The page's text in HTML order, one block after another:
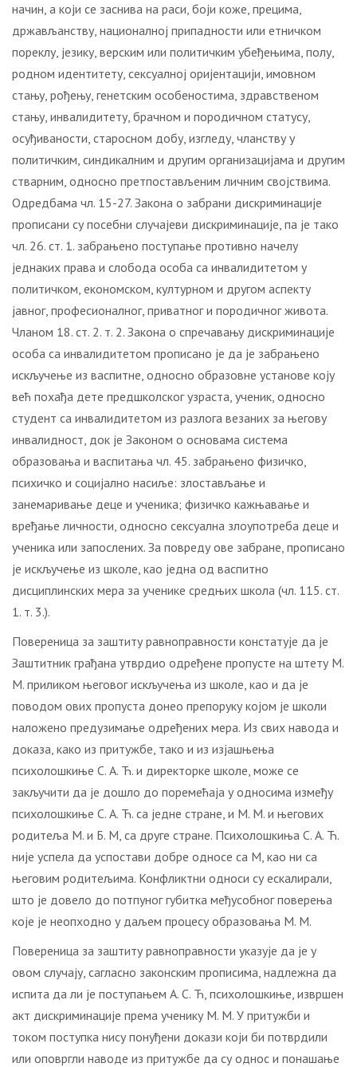
начин, а који се заснива на раси, боји коже, прецима,
држављанству, националној припадности или етничком
пореклу, језику, верским или политичким убеђењима, полу,
родном идентитету, сексуалној оријентацији, имовном
стању, рођењу, генетским особеностима, здравственом
стању, инвалидитету, брачном и породичном статусу,
осуђиваности, старосном добу, изгледу, чланству у
политичким, синдикалним и другим организацијама и другим
стварним, односно претпостављеним личним својствима.
Одредбама чл. 15-27. Закона о забрани дискриминације
прописани су посебни случајеви дискриминације, па је тако
чл. 26. ст. 1. забрањено поступање противно начелу
једнаких права и слобода особа са инвалидитетом у
политичком, економском, културном и другом аспекту
јавног, професионалног, приватног и породичног живота.
Чланом 18. ст. 2. т. 2. Закона о спречавању дискриминације
особа са инвалидитетом прописано је да је забрањено
искључење из васпитне, односно образовне установе коју
већ похађа дете предшколског узраста, ученик, односно
студент са инвалидитетом из разлога везаних за његову
инвалидност, док је Законом о основама система
образовања и васпитања чл. 45. забрањено физичко,
психичко и социјално насиље: злостављање и
занемаривање деце и ученика; физичко кажњавање и
вређање личности, односно сексуална злоупотреба деце и
ученика или запослених. За повреду ове забране, прописано
је искључење из школе, као једна од васпитно
дисциплинских мера за ученике средњих школа (чл. 115. ст.
1. т. 3.).
Повереница за заштиту равноправности констатује да је
Заштитник грађана утврдио одређене пропусте на штету М.
М. приликом његовог искључења из школе, као и да је
поводом ових пропуста донео препоруку којом је школи
наложено предузимање одређених мера. Из свих навода и
доказа, како из притужбе, тако и из изјашњења
психолошкиње С. А. Ћ. и директорке школе, може се
закључити да је дошло до поремећаја у односима између
психолошкиње С. А. Ћ. са једне стране, и М. М. и његових
родитеља М. и Б. М, са друге стране. Психолошкиња С. А. Ћ.
није успела да успостави добре односе са М, као ни са
његовим родитељима. Конфликтни односи су ескалирали,
што је довело до потпуног губитка међусобног поверења
које је неопходно у даљем процесу образовања М. М.
Повереница за заштиту равноправности указује да је у
овом случају, сагласно законским прописима, надлежна да
испита да ли је поступањем А. С. Ћ, психолошкиње, извршен
акт дискриминације према ученику М. М. У притужби и
током поступка нису понуђени докази који би потврдили
или оповргли наводе из притужбе да су однос и понашање